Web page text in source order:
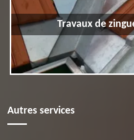
Travaux de
Autres services